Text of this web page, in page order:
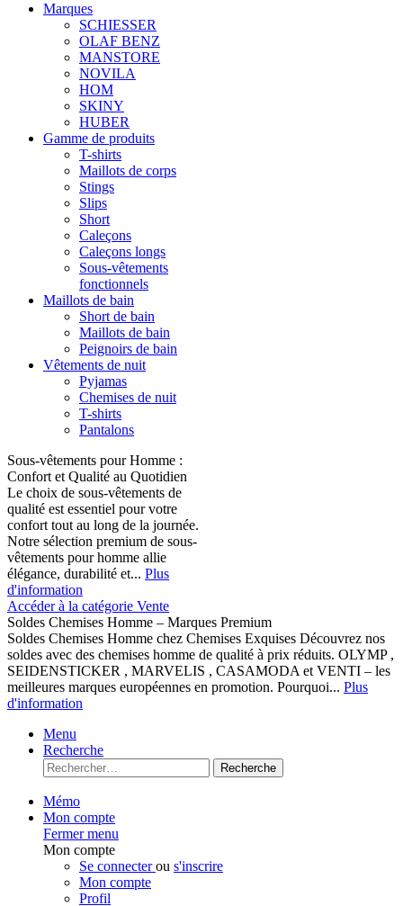
Marques
SCHIESSER
OLAF BENZ
MANSTORE
NOVILA
HOM
SKINY
HUBER
Gamme de produits
T-shirts
Maillots de corps
Stings
Slips
Short
Caleçons
Caleçons longs
Sous-vêtements
fonctionnels
Maillots de bain
Short de bain
Maillots de bain
Peignoirs de bain
Vêtements de nuit
Pyjamas
Chemises de nuit
T-shirts
Pantalons
Sous-vêtements pour Homme :
Confort et Qualité au Quotidien
Le choix de sous-vêtements de
qualité est essentiel pour votre
confort tout au long de la journée.
Notre sélection premium de sous-
vêtements pour homme allie
élégance, durabilité et... Plus
d'information
Accéder à la catégorie Vente
Soldes Chemises Homme – Marques Premium
Soldes Chemises Homme chez Chemises Exquises Découvrez nos
soldes avec des chemises homme de qualité à prix réduits. OLYMP ,
SEIDENSTICKER , MARVELIS , CASAMODA et VENTI – les
meilleures marques européennes en promotion. Pourquoi... Plus
d'information
Menu
Recherche
Recherche
Mémo
Mon compte
Fermer menu
Mon compte
Se connecterou s'inscrire
Mon compte
Profil